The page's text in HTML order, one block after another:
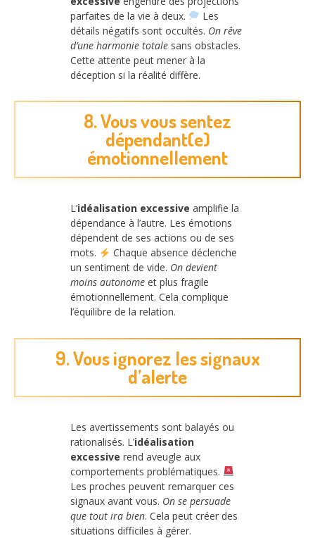
parfaites de la vie à deux.
Les
détails négatifs sont occultés. On rêve
d’une harmonie totale sans obstacles.
Cette attente peut mener à la
déception si la réalité diffère.
8. Vous vous sentez
dépendant(e)
émotionnellement
L’idéalisation excessive amplifie la
dépendance à l’autre. Les émotions
dépendent de ses actions ou de ses
mots.
Chaque absence déclenche
un sentiment de vide. On devient
moins autonome et plus fragile
émotionnellement. Cela complique
l’équilibre de la relation.
9. Vous ignorez les signaux
d’alerte
Les avertissements sont balayés ou
rationalisés. L’idéalisation
excessive rend aveugle aux
comportements problématiques.
Les proches peuvent remarquer ces
signaux avant vous. On se persuade
que tout ira bien. Cela peut créer des
situations difficiles à gérer.